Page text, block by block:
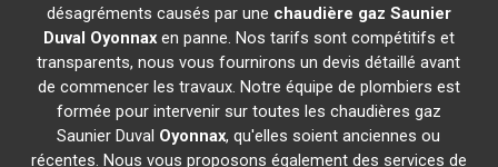
désagréments causés par une chaudière gaz Saunier
Duval Oyonnaxen panne. Nos tarifs sont compétitifs et
transparents, nous vous fournirons un devis détaillé avant
de commencer les travaux. Notre équipe de plombiers est
formée pour intervenir sur toutes les chaudières gaz
Saunier Duval Oyonnax, qu'elles soient anciennes ou
récentes. Nous vous proposons également des services de